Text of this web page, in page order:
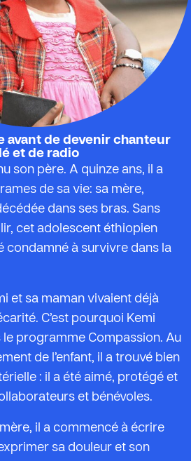
avant de devenir chanteur
et de radio
son père. A quinze ans, il a
de sa vie: sa mère,
dans ses bras. Sans
cet adolescent éthiopien
condamné à survivre dans la
et sa maman vivaient déjà
C’est pourquoi Kemi
le programme Compassion. Au
de l’enfant, il a trouvé bien
: il a été aimé, protégé et
et bénévoles.
il a commencé à écrire
sa douleur et son